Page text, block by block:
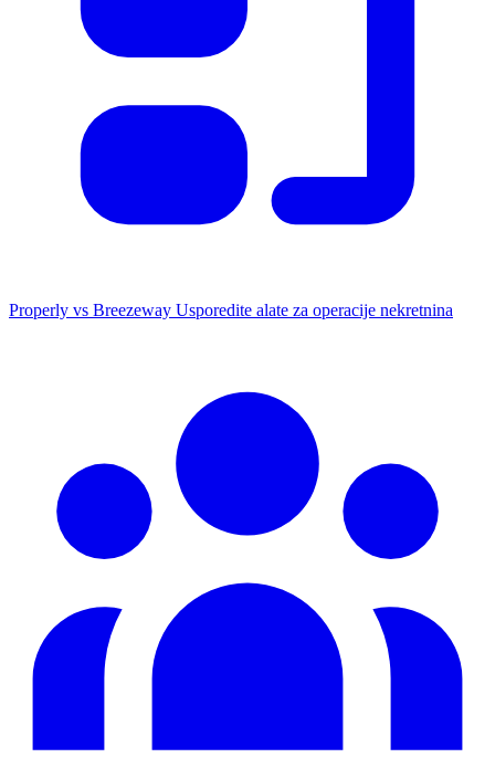
Properly vs Breezeway Usporedite alate za operacije nekretnina